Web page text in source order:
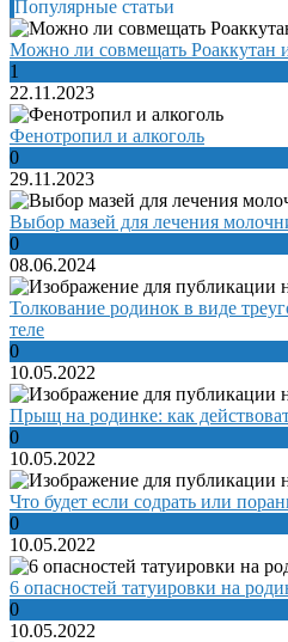
Популярные статьи
Можно ли совмещать Роаккутан
1
22.11.2023
Фенотропил и алкоголь
0
29.11.2023
Выбор мазей для лечения
0
08.06.2024
Толкование родинок в виде
теле
0
10.05.2022
Прыщ на родинке: как
0
10.05.2022
Что будет если содрать или
0
10.05.2022
6 опасностей татуировки на
0
10.05.2022